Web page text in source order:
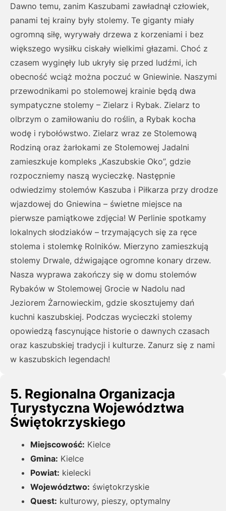
Dawno temu, zanim Kaszubami zawładnął człowiek,
panami tej krainy były stolemy. Te giganty miały
ogromną siłę, wyrywały drzewa z korzeniami i bez
większego wysiłku ciskały wielkimi głazami. Choć z
czasem wyginęły lub ukryły się przed ludźmi, ich
obecność wciąż można poczuć w Gniewinie. Naszymi
przewodnikami po stolemowej krainie będą dwa
sympatyczne stolemy – Zielarz i Rybak. Zielarz to
olbrzym o zamiłowaniu do roślin, a Rybak kocha
wodę i rybołówstwo. Zielarz wraz ze Stolemową
Rodziną oraz żarłokami ze Stolemowej Jadalni
zamieszkuje kompleks „Kaszubskie Oko”, gdzie
rozpoczniemy naszą wycieczkę. Następnie
odwiedzimy stolemów Kaszuba i Piłkarza przy drodze
wjazdowej do Gniewina – świetne miejsce na
pierwsze pamiątkowe zdjęcia! W Perlinie spotkamy
lokalnych słodziaków – trzymających się za ręce
stolema i stolemkę Rolników. Mierzyno zamieszkują
stolemy Drwale, dźwigające ogromne konary drzew.
Nasza wyprawa zakończy się w domu stolemów
Rybaków w Stolemowej Grocie w Nadolu nad
Jeziorem Żarnowieckim, gdzie skosztujemy dań
kuchni kaszubskiej. Podczas wycieczki stolemy
opowiedzą fascynujące historie o dawnych czasach
oraz kaszubskiej tradycji i kulturze. Zanurz się z nami
w kaszubskich legendach!
5. Regionalna Organizacja
Turystyczna Województwa
Świętokrzyskiego
Miejscowość: Kielce
Gmina: Kielce
Powiat: kielecki
Województwo: świętokrzyskie
Quest: kulturowy, pieszy, optymalny